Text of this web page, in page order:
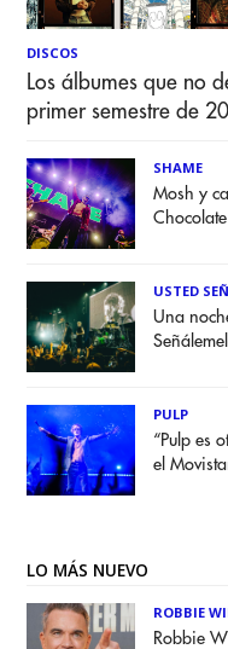
DISCOS
Los álbumes que no
primer semestre de
SHAME
Mosh y
Chocolate
USTED
Una
PULP
“Pulp es
el
LO MÁS NUEVO
ROBBIE
Robbie